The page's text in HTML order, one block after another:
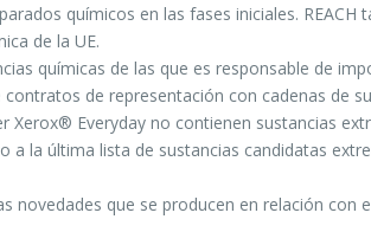
químicos en las fases iniciales.
de la UE.
químicas de las que es responsable de
de representación con cadenas de
Xerox® Everyday no contienen sustancias
a la última lista de sustancias candidatas
novedades que se producen en relación